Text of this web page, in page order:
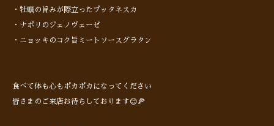
・牡蠣の旨みが際立ったプッタネスカ
・ナポリのジェノヴェーゼ
・ニョッキのコク旨ミートソースグラタン
食べて体も心もポカポカになってください
皆さまのご来店お待ちしております😊🍕